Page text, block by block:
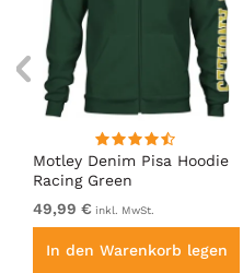
Motley Denim Pisa Hoodie
Racing Green
49,99 € inkl. MwSt.
In den Warenkorb legen